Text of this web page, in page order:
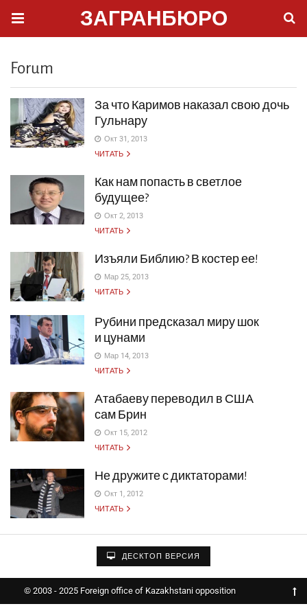
ЗАГРАНБЮРО
Forum
За что Каримов наказал свою дочь
Гульнару
Окт 31, 2013
ЧИТАТЬ
Как нам попасть в светлое
будущее?
Окт 2, 2013
ЧИТАТЬ
Изъяли Библию? В костер ее!
Мар 25, 2013
ЧИТАТЬ
Рубини предсказал миру шок
и цунами
Мар 14, 2013
ЧИТАТЬ
Атабаеву переводил в США
сам Брин
Окт 15, 2012
ЧИТАТЬ
Не дружите с диктаторами!
Окт 1, 2012
ЧИТАТЬ
ДЕСКТОП ВЕРСИЯ
© 2003 - 2025 Foreign office of Kazakhstani opposition